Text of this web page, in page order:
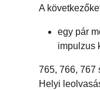
A
egy pár
impulzus
765, 766, 767
Helyi